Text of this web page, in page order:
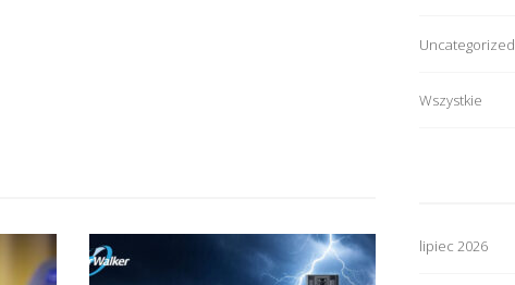
Uncategorized
Wszystkie
lipiec 2026